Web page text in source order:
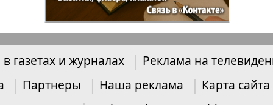
Рейнская газета
Русская Мысль
Русская
газетах и журналах Реклама на
Партнеры Наша реклама Карта сайта